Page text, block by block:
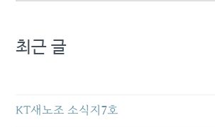
최근 글
KT새노조 소식지7호